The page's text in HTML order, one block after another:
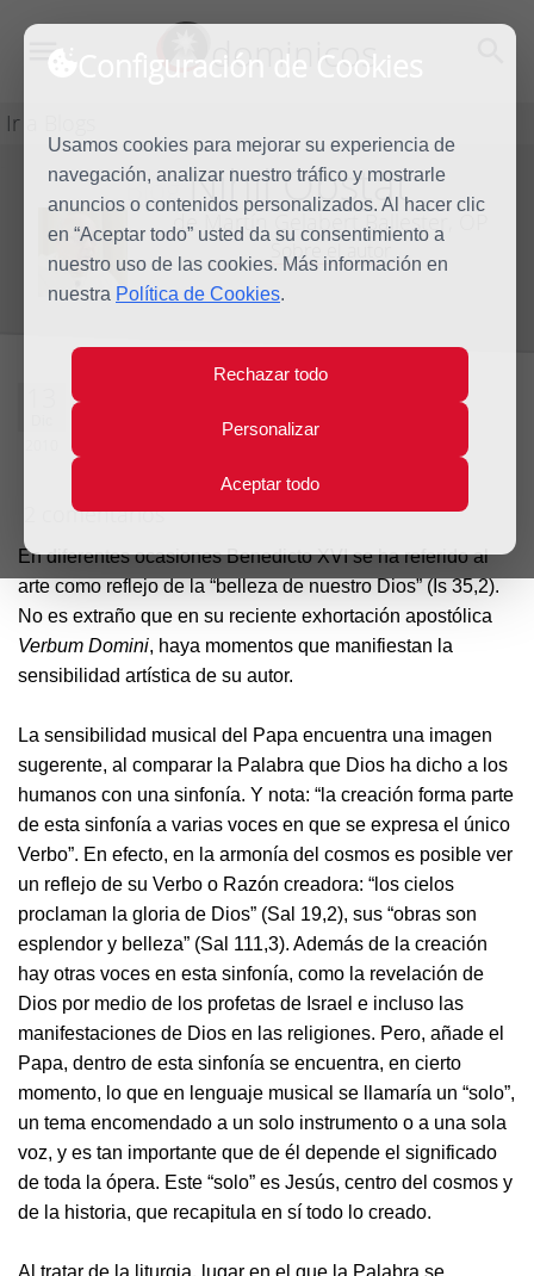
Configuración de Cookies
Usamos cookies para mejorar su experiencia de
navegación, analizar nuestro tráfico y mostrarle
anuncios o contenidos personalizados. Al hacer clic
en “Aceptar todo” usted da su consentimiento a
nuestro uso de las cookies. Más información en
nuestra Política de Cookies.
Rechazar todo
Personalizar
Aceptar todo
dominicos
Ir a Blogs
BlogNihil Obstat
de Martín Gelabert Ballester, OP
Sobre el autor
Este Papa es un
artista
2 comentarios
En diferentes ocasiones Benedicto XVI se ha referido al
arte como reflejo de la “belleza de nuestro Dios” (Is 35,2).
No es extraño que en su reciente exhortación apostólica
Verbum Domini, haya momentos que manifiestan la
sensibilidad artística de su autor.
La sensibilidad musical del Papa encuentra una imagen
sugerente, al comparar la Palabra que Dios ha dicho a los
humanos con una sinfonía. Y nota: “la creación forma parte
de esta sinfonía a varias voces en que se expresa el único
Verbo”. En efecto, en la armonía del cosmos es posible ver
un reflejo de su Verbo o Razón creadora: “los cielos
proclaman la gloria de Dios” (Sal 19,2), sus “obras son
esplendor y belleza” (Sal 111,3). Además de la creación
hay otras voces en esta sinfonía, como la revelación de
Dios por medio de los profetas de Israel e incluso las
manifestaciones de Dios en las religiones. Pero, añade el
Papa, dentro de esta sinfonía se encuentra, en cierto
momento, lo que en lenguaje musical se llamaría un “solo”,
un tema encomendado a un solo instrumento o a una sola
voz, y es tan importante que de él depende el significado
de toda la ópera. Este “solo” es Jesús, centro del cosmos y
de la historia, que recapitula en sí todo lo creado.
Al tratar de la liturgia, lugar en el que la Palabra se